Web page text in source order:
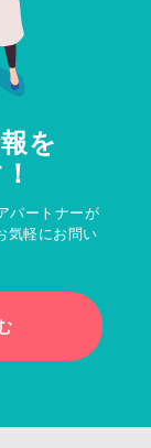
を
パートナーが
気軽にお問い